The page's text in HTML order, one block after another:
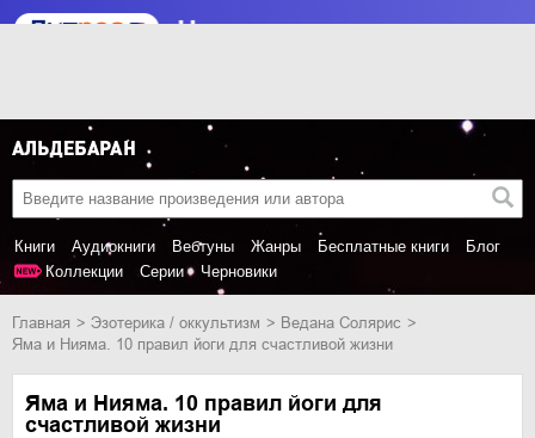
Книги Аудиокниги Вебтуны Жанры Бесплатные книги
Блог
Коллекции
Серии Черновики
Главная эзотерика / оккультизм
Ведана Солярис
Яма и Нияма. 10 правил йоги для счастливой жизни
Яма и Нияма. 10 правил йоги для
счастливой жизни